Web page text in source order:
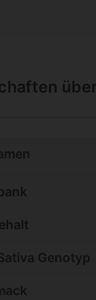
Genotyp